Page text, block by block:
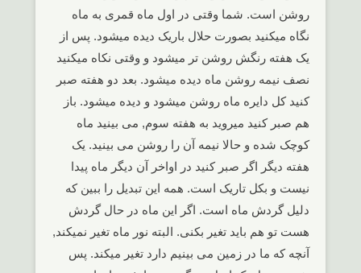
روشن است. شما وقتی در اول ماه قمری به ماه
نگاه میکنید بصورت حلال باریک دیده میشود. پس از
یک هفته رنگش روشن تر میشود و وقتی نکاه میکنید
نصف نیمه روشن ماه دیده میشود. بعد دو هفته صبر
کنید کل دایره ماه روشن میشود و دیده میشود. باز
هم صبر کنید میروید به هفته سوم, می بینید ماه
کوچک شده و حالا نیمه آن را روشن می بینید. یک
هفته دیگر اگر صبر کنید در اواخر آن دیگر ماه پیدا
نیست و بکل تاریک است. همه این تبدیل را ببین که
دلیل گردش ماه است. اگر این ماه در حال گردش
هست تو هم باید تغیر بکنی. البته نور ماه تغیر نمیکند,
آنچه که ما در زمین می بینیم دارد تغیر میکند. پس